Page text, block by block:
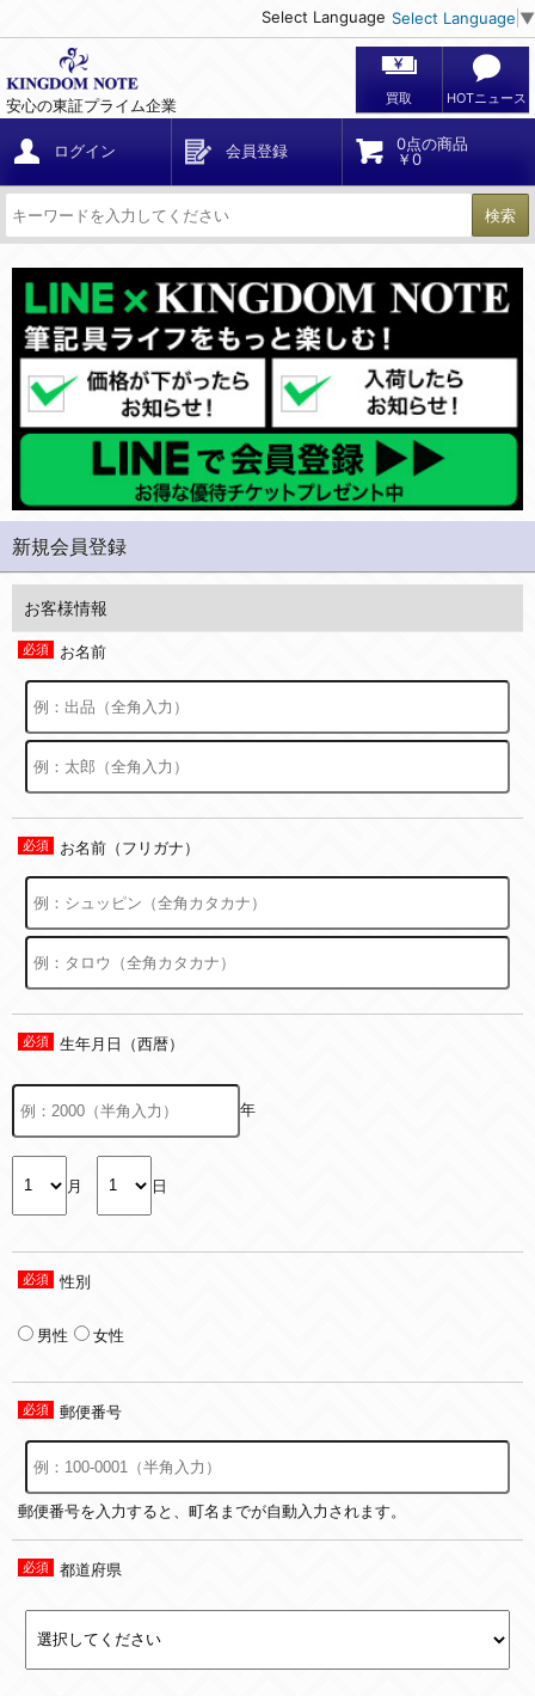
Select Language Select Language ▼
安心の東証プライム企業 買取 HOTニュース
ログイン 会員登録
0点の商品
￥0
検索
新規会員登録
お客様情報
お名前
お名前（フリガナ）
生年月日（西暦）
年
月 日
性別
男性 女性
郵便番号
郵便番号を入力すると、町名までが自動入力されます。
都道府県